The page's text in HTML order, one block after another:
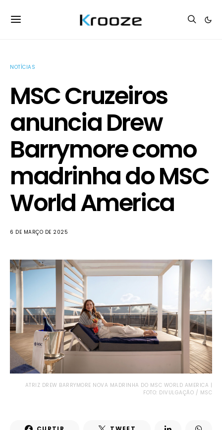
NOTÍCIAS
MSC Cruzeiros
anuncia Drew
Barrymore como
madrinha do MSC
World America
6 DE MARÇO DE 2025
ATRIZ DREW BARRYMORE NOVA MADRINHA DO MSC WORLD AMERICA |
FOTO: DIVULGAÇÃO / MSC